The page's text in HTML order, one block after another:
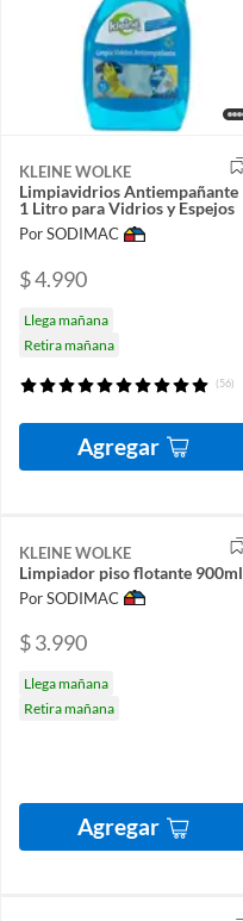
KLEINE WOLKE
Limpiavidrios Antiempañante
1 Litro para Vidrios y Espejos
Por SODIMAC
$ 4.990
Llega mañana
Retira mañana
(56)
Agregar
KLEINE WOLKE
Limpiador piso flotante 900ml
Por SODIMAC
$ 3.990
Llega mañana
Retira mañana
Agregar